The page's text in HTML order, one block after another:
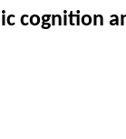
cognition